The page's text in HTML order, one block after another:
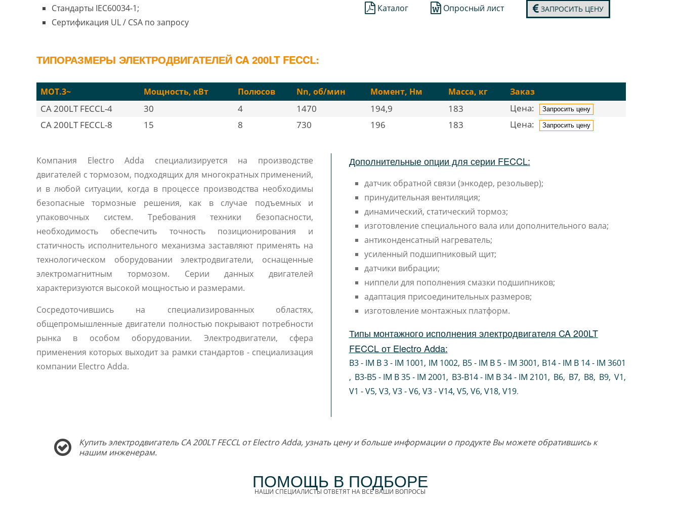
Стандарты IEC60034-1;
Сертификация UL / CSA по запросу
Каталог Опросный лист ЗАПРОСИТЬ ЦЕНУ
ТИПОРАЗМЕРЫ ЭЛЕКТРОДВИГАТЕЛЕЙ CA 200LT FECCL:
MOT.3~ Мощность, кВт Полюсов Nn, об/мин Момент, Нм Масса, кг Заказ
CA 200LT FECCL-4 30 4 1470 194,9 183 Цена: Запросить цену
CA 200LT FECCL-8 15 8 730 196 183 Цена: Запросить цену
Компания Electro Adda специализируется на производстве
двигателей с тормозом, подходящих для многократных применений,
и в любой ситуации, когда в процессе производства необходимы
безопасные тормозные решения, как в случае подъемных и
упаковочных систем. Требования техники безопасности,
необходимость обеспечить точность позиционирования и
статичность исполнительного механизма заставляют применять на
технологическом оборудовании электродвигатели, оснащенные
электромагнитным тормозом. Серии данных двигателей
характеризуются высокой мощностью и размерами.
Сосредоточившись на специализированных областях,
общепромышленные двигатели полностью покрывают потребности
рынка в особом оборудовании. Электродвигатели, сфера
применения которых выходит за рамки стандартов - специализация
компании Electro Adda.
Дополнительные опции для серии FECCL:
датчик обратной связи (энкодер, резольвер);
принудительная вентиляция;
динамический, статический тормоз;
изготовление специального вала или дополнительного вала;
антиконденсатный нагреватель;
усиленный подшипниковый щит;
датчики вибрации;
ниппели для пополнения смазки подшипников;
адаптация присоединительных размеров;
изготовление монтажных платформ.
Типы монтажного исполнения электродвигателя CA 200LT
FECCL от Electro Adda:
B3 - IM B 3 - IM 1001, IM 1002, B5 - IM B 5 - IM 3001, B14 - IM B 14 - IM 3601
, B3-B5 - IM B 35 - IM 2001, B3-B14 - IM B 34 - IM 2101, B6, B7, B8, B9, V1
V1 - V5, V3, V3 - V6, V3 - V14, V5, V6, V18, V19.
Купить электродвигатель CA 200LT FECCL от Electro Adda, узнать цену и больше информации о продукте Вы можете обратившись к
нашим инженерам.
ПОМОЩЬ В ПОДБОРЕ
НАШИ СПЕЦИАЛИСТЫ ОТВЕТЯТ НА ВСЕ ВАШИ ВОПРОСЫ